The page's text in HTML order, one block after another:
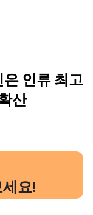
인류 최고
산
요!